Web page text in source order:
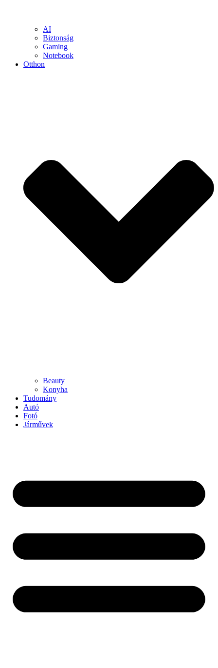
AI
Biztonság
Gaming
Notebook
Otthon
Beauty
Konyha
Tudomány
Autó
Fotó
Járművek